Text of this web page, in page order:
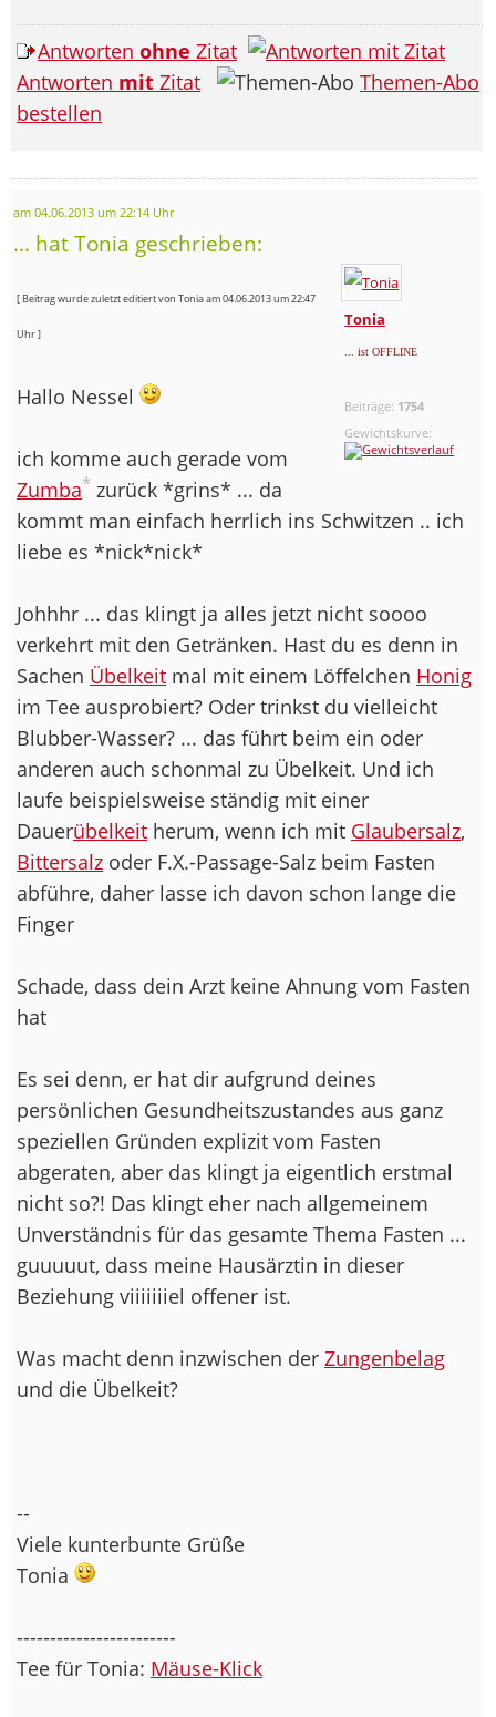
Antworten ohne Zitat
Antworten mit Zitat
Themen-Abo
bestellen
am 04.06.2013 um 22:14 Uhr
... hat Tonia geschrieben:
Tonia
... ist OFFLINE
Beiträge: 1754
Gewichtskurve:
[ Beitrag wurde zuletzt editiert von Tonia am 04.06.2013 um 22:47
Uhr ]
Hallo Nessel
ich komme auch gerade vom
Zumba* zurück *grins* ... da
kommt man einfach herrlich ins Schwitzen .. ich
liebe es *nick*nick*
Johhhr ... das klingt ja alles jetzt nicht soooo
verkehrt mit den Getränken. Hast du es denn in
Sachen Übelkeit mal mit einem Löffelchen Honig
im Tee ausprobiert? Oder trinkst du vielleicht
Blubber-Wasser? ... das führt beim ein oder
anderen auch schonmal zu Übelkeit. Und ich
laufe beispielsweise ständig mit einer
Dauerübelkeit herum, wenn ich mit Glaubersalz,
Bittersalz oder F.X.-Passage-Salz beim Fasten
abführe, daher lasse ich davon schon lange die
Finger
Schade, dass dein Arzt keine Ahnung vom Fasten
hat
Es sei denn, er hat dir aufgrund deines
persönlichen Gesundheitszustandes aus ganz
speziellen Gründen explizit vom Fasten
abgeraten, aber das klingt ja eigentlich erstmal
nicht so?! Das klingt eher nach allgemeinem
Unverständnis für das gesamte Thema Fasten ...
guuuuut, dass meine Hausärztin in dieser
Beziehung viiiiiiiel offener ist.
Was macht denn inzwischen der Zungenbelag
und die Übelkeit?
--
Viele kunterbunte Grüße
Tonia
------------------------
Tee für Tonia: Mäuse-Klick